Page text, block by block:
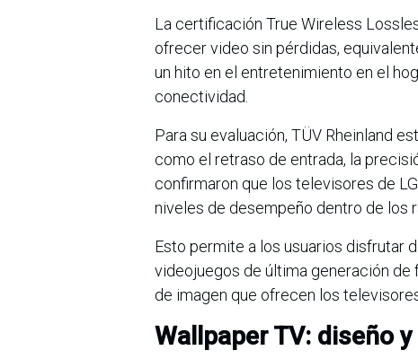
La certificación True Wireless
ofrecer video sin pérdidas,
un hito en el entretenimiento en el
conectividad.
Para su evaluación, TÜV Rheinland
como el retraso de entrada, la
confirmaron que los televisores de
niveles de desempeño dentro de los
Esto permite a los usuarios disfrutar
videojuegos de última generación de
de imagen que ofrecen los
Wallpaper TV: diseño